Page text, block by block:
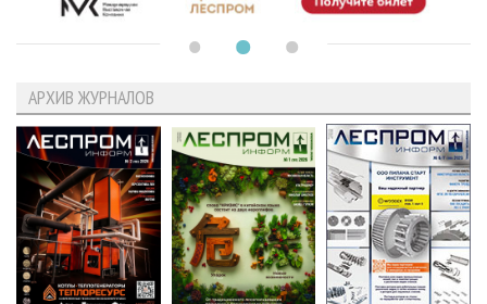
АРХИВ ЖУРНАЛОВ